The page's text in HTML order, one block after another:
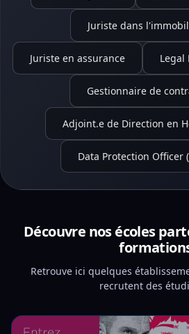
Juriste dans
Juriste en assurance Legal
Gestionnaire de
Adjoint.e de Direction en
Data Protection Officer
Découvre nos écoles
Retrouve ici quelques
recrutent des